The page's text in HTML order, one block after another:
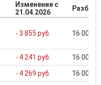
Изменение с
21.04.2026
- 3 855 руб. 16 000
- 4 241 руб. 16 000
- 4 269 руб. 16 000